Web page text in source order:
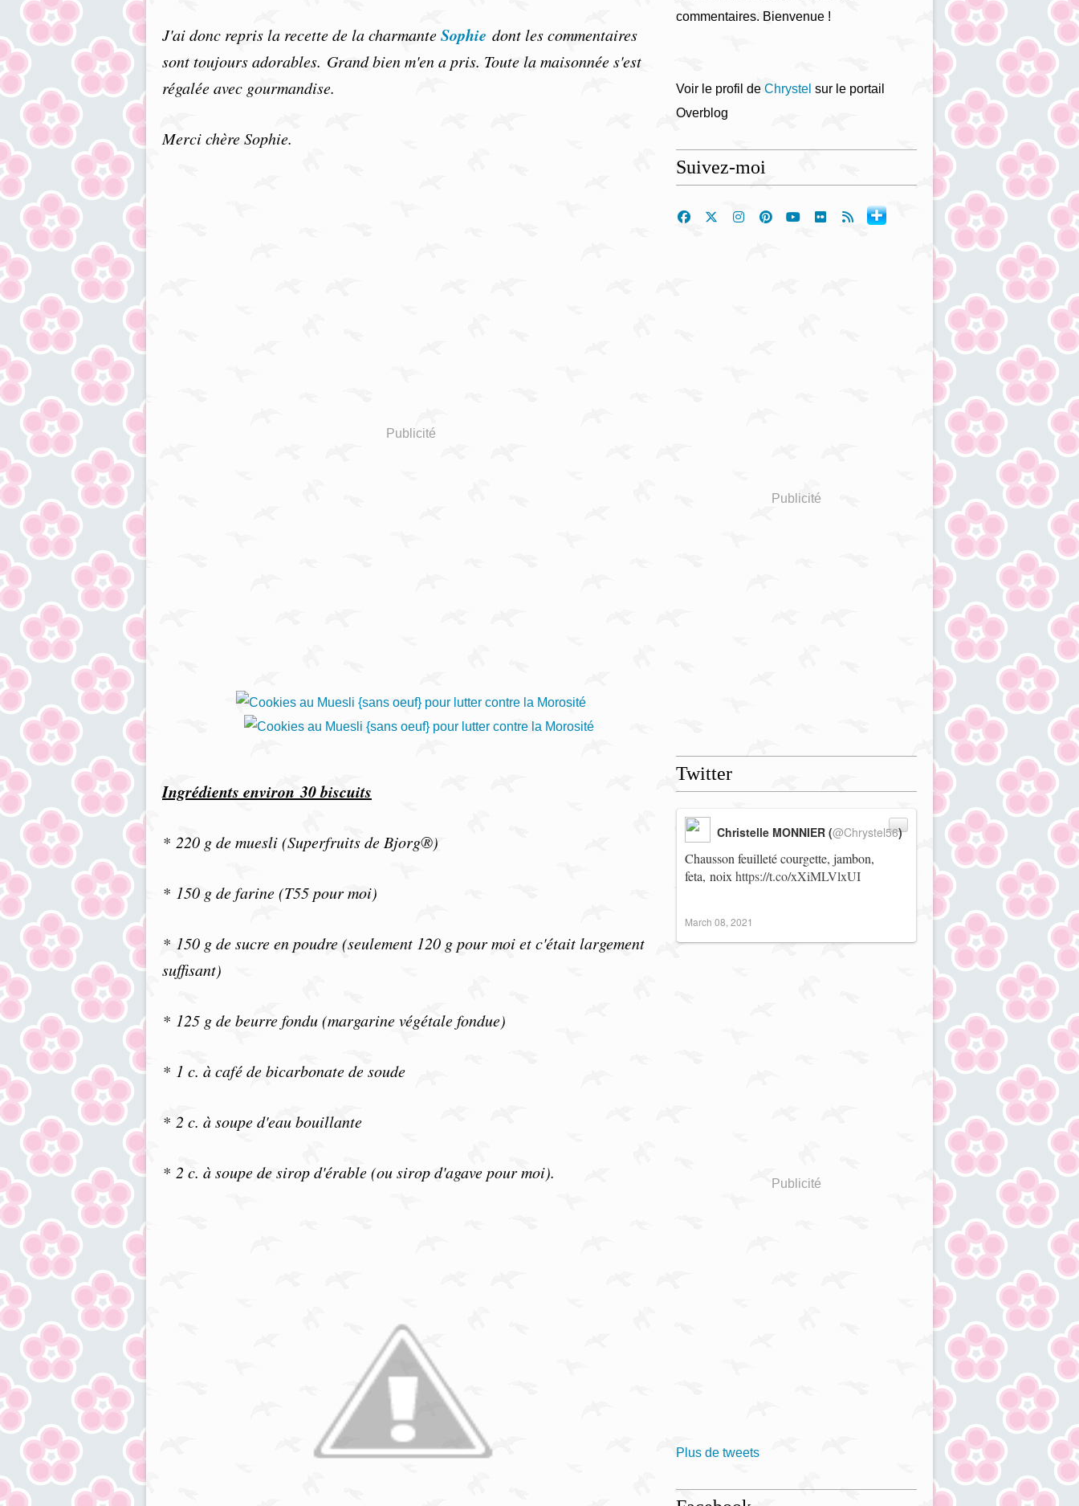
J'ai donc repris la recette de la charmanteSophie dont les commentaires
sont toujours adorables. Grand bien m'en a pris. Toute la maisonnée s'est
régalée avec gourmandise.
Merci chère Sophie.
Publicité
Ingrédients environ30 biscuits
* 220 g de muesli (Superfruits de Bjorg®)
* 150 g de farine (T55 pour moi)
* 150 g de sucre en poudre (seulement 120 g pour moi et c'était largement
suffisant)
* 125 g de beurre fondu (margarine végétale fondue)
* 1 c. à café de bicarbonate de soude
* 2 c. à soupe d'eau bouillante
* 2 c. à soupe de sirop d'érable (ou sirop d'agave pour moi).
commentaires. Bienvenue !
Voir le profil de Chrystel sur le portail
Overblog
Suivez-moi
Publicité
Twitter
Chausson feuilleté courgette, jambon,
feta, noix https://t.co/xXiMLVlxUI
Christelle MONNIER (@Chrystel56)
March 08, 2021
Publicité
Plus de tweets